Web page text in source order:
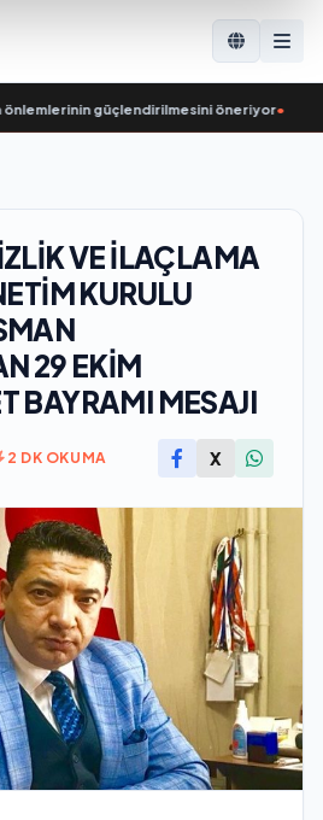
güçlendirilmesini öneriyor• «Единая
VE İLAÇLAMA
KURULU
29 EKİM
BAYRAMI MESAJI
2 DK OKUMA X